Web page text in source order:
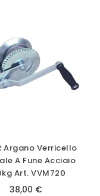
Argano Verricello
A Fune Acciaio
Art. VVM720
38,00 €